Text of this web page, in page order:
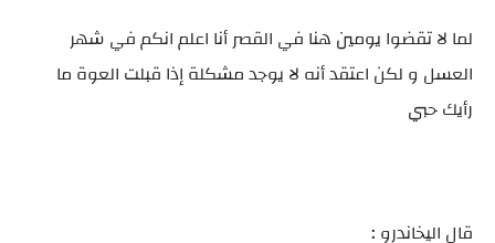
لما لا تقضوا يومين هنا في القصر أنا اعلم انكم في شهر
العسل و لكن اعتقد أنه لا يوجد مشكلة إذا قبلت العوة ما
رأيك حبي
قال اليخاندرو :